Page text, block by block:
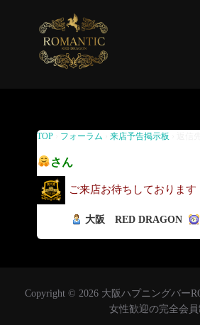
返信先: 来店予告掲示板
TOP フォーラム 来店予告掲示板 返信
さん
ご来店お待ちしております
大阪 RED DRAGON
Copyright © 2026 大阪ハプニングバー
女性歓迎の完全会員